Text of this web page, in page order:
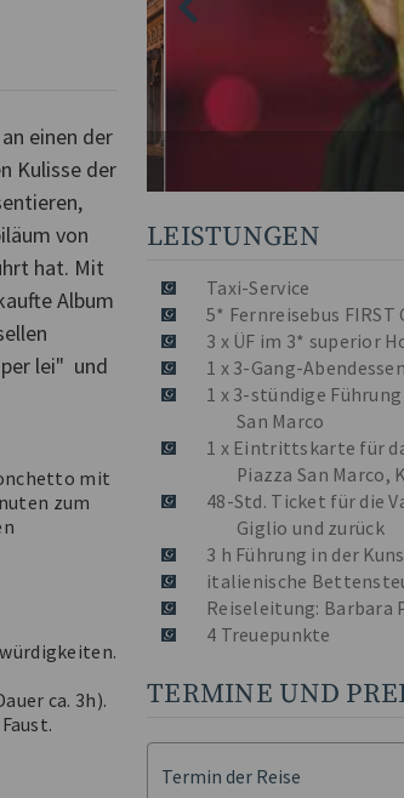
einen der
Kulisse der
von
hat. Mit
Album
lei" und
mit
zum
ca. 3h).
LEISTUNGEN
Taxi-Service
5* Fernreisebus FIRST
3 x ÜF im 3* superior
1 x 3-Gang-
1 x 3-stündige
San Marco
1 x Eintrittskarte für
Piazza San
48-Std. Ticket für die
Giglio und zurück
3 h Führung in der
italienische
Reiseleitung: Barbara
4 Treuepunkte
TERMINE UND
Termin der Reise